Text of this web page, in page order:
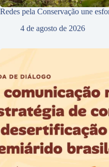
Redes pela Conservação une
4 de agosto de 2026